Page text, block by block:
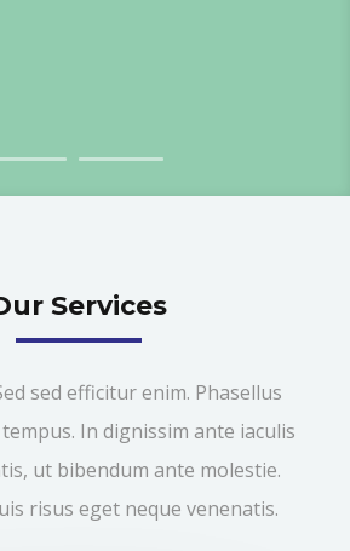
Services
sed efficitur enim. Phasellus
In dignissim ante iaculis
ut bibendum ante molestie.
risus eget neque venenatis.